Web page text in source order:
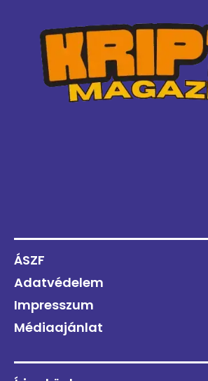
ÁSZF
Adatvédelem
Impresszum
Médiaajánlat